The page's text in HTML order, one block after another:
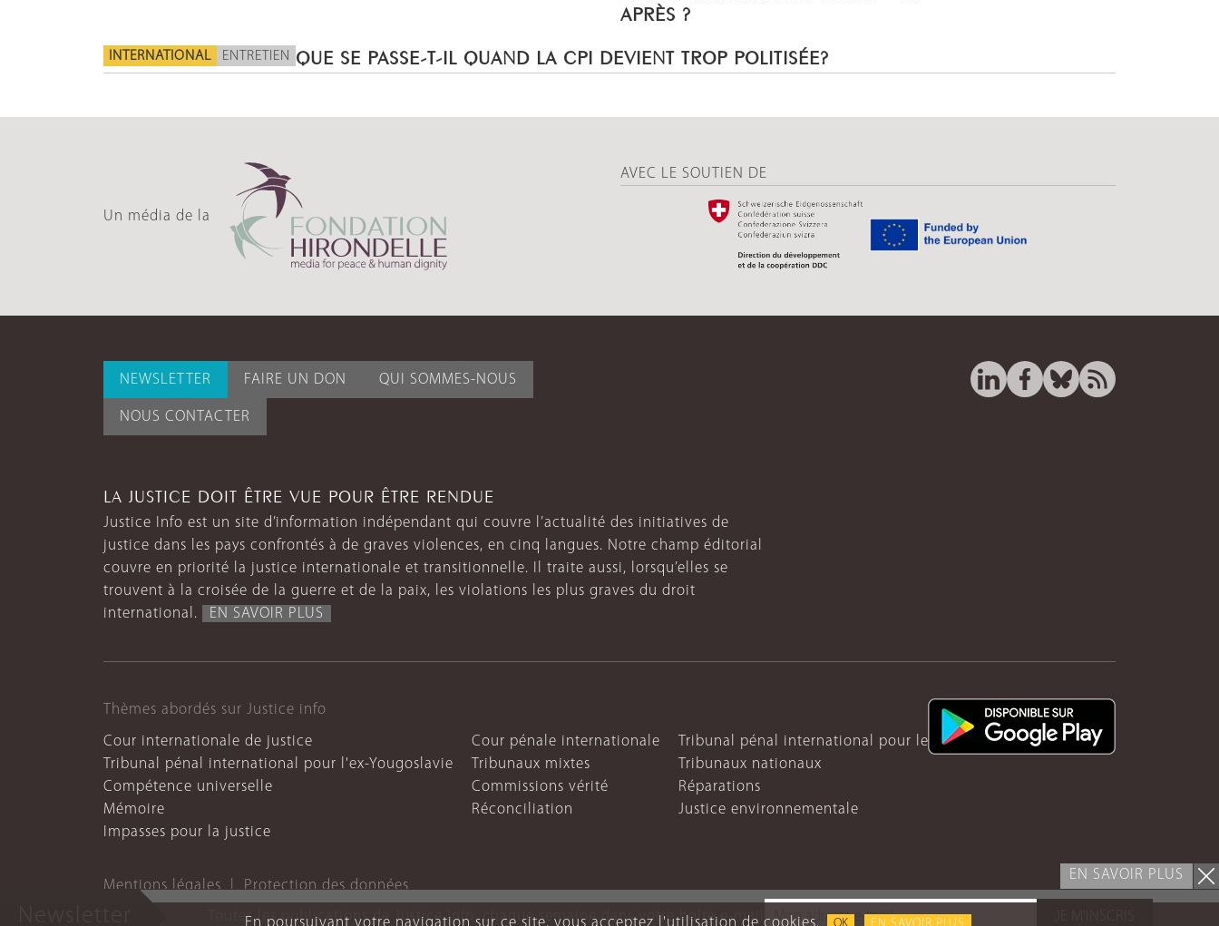
En poursuivant votre navigation sur ce site, vous acceptez l'utilisation de cookies.
APRÈS ?
INTERNATIONAL ENTRETIEN QUE SE PASSE-T-IL QUAND LA CPI DEVIENT TROP POLITISÉE?
Un média de la
AVEC LE SOUTIEN DE
NEWSLETTER FAIRE UN DON QUI SOMMES-NOUS
NOUS CONTACTER
LA JUSTICE DOIT ÊTRE VUE POUR ÊTRE RENDUE
Justice Info est un site d’information indépendant qui couvre l’actualité des initiatives de
justice dans les pays confrontés à de graves violences, en cinq langues. Notre champ éditorial
couvre en priorité la justice internationale et transitionnelle. Il traite aussi, lorsqu’elles se
trouvent à la croisée de la guerre et de la paix, les violations les plus graves du droit
international.
EN SAVOIR PLUS
Thèmes abordés sur Justice info
Cour internationale de justice Cour pénale internationale
Tribunal pénal international pour le Rwanda
Tribunal pénal international pour l'ex-Yougoslavie
Tribunaux mixtes
Tribunaux nationaux
Compétence universelle
Commissions vérité
Réparations
Mémoire
Réconciliation
Justice environnementale
Impasses pour la justice
Mentions légales Protection des données
EN SAVOIR PLUS
Toutes les publications de Justice Info, chaque semaine dans votre boîte e-mail